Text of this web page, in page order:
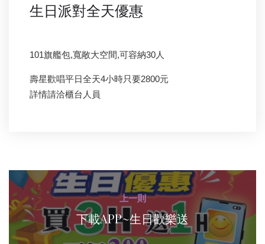
生日派對全天優惠
101旗艦包,寬敞大空間,可容納30人
壽星歡唱平日全天4小時只要2800元
詳情請洽櫃台人員
上一則
下載APP~生日歡樂送